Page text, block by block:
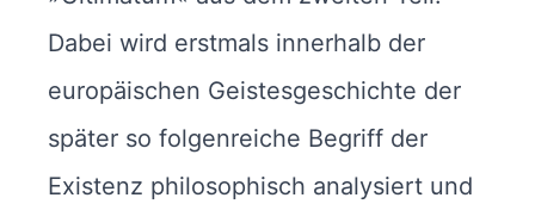
Dabei wird erstmals innerhalb der
europäischen Geistesgeschichte der
später so folgenreiche Begriff der
Existenz philosophisch analysiert und